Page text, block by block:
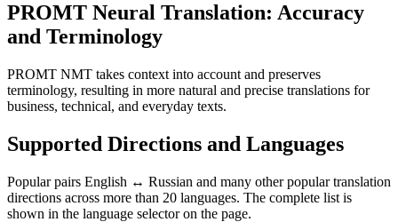
PROMT Neural Translation: Accuracy
and Terminology
PROMT NMT takes context into account and preserves
terminology, resulting in more natural and precise translations for
business, technical, and everyday texts.
Supported Directions and Languages
Popular pairs English ↔ Russian and many other popular translation
directions across more than 20 languages. The complete list is
shown in the language selector on the page.